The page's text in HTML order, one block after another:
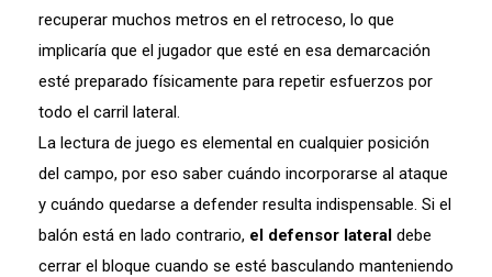
recuperar muchos metros en el retroceso, lo que
implicaría que el jugador que esté en esa demarcación
esté preparado físicamente para repetir esfuerzos por
todo el carril lateral.
La lectura de juego es elemental en cualquier posición
del campo, por eso saber cuándo incorporarse al ataque
y cuándo quedarse a defender resulta indispensable. Si el
balón está en lado contrario, el defensor lateral debe
cerrar el bloque cuando se esté basculando manteniendo